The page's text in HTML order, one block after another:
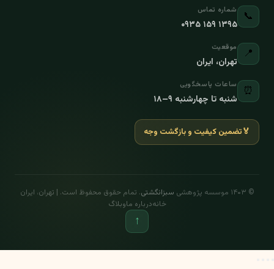
📞 شماره تماس
۰۹۳۵ ۱۵۹ ۱۳۹۵
📍 موقعیت
تهران، ایران
⏰ ساعات پاسخگویی
شنبه تا چهارشنبه ۹–۱۸
🏅تضمین کیفیت و بازگشت وجه
© ۱۴۰۳ موسسه پژوهشی سبزانگشتی. تمام حقوق محفوظ است. | تهران، ایران
خانهدرباره ماوبلاگ
↑